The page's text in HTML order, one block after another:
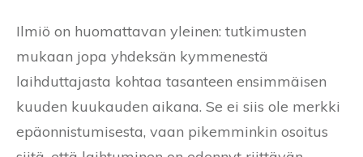
Ilmiö on huomattavan yleinen: tutkimusten
mukaan jopa yhdeksän kymmenestä
laihduttajasta kohtaa tasanteen ensimmäisen
kuuden kuukauden aikana. Se ei siis ole merkki
epäonnistumisesta, vaan pikemminkin osoitus